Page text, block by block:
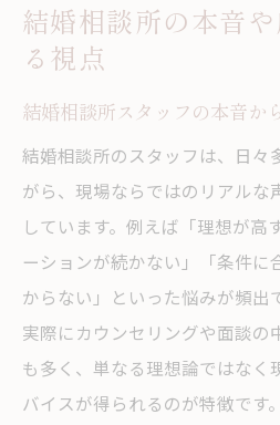
結婚相談所で知るべ
自分に合う結婚相談所を見
結婚相談所選びで重視
結婚相談所のタイプ
結婚相談所の会員層
め方
結婚相談所の口コミ
る方法
結婚相談所の適正判
避策
スタッフのぶっちゃけ話か
結婚相談所の本音
る視点
結婚相談所スタッフの本音か
結婚相談所のスタッフは、日々
がら、現場ならではのリアルな
しています。例えば「理想が高
ーションが続かない」「条件に
からない」といった悩みが頻出
実際にカウンセリングや面談の
も多く、単なる理想論ではなく
バイスが得られるのが特徴です。